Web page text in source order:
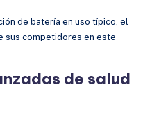
de batería en uso típico, el
sus competidores en este
de salud